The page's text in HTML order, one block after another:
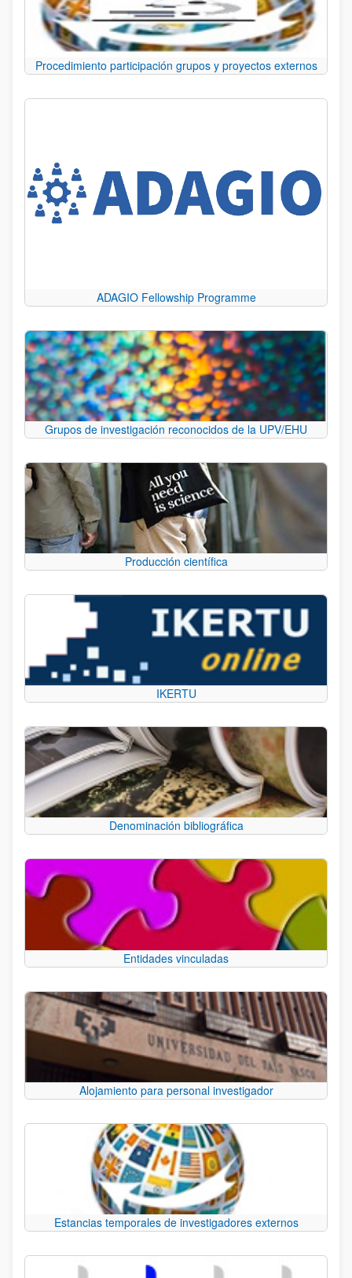
Procedimiento participación grupos y proyectos externos
ADAGIO Fellowship Programme
Grupos de investigación reconocidos de la UPV/EHU
Producción científica
IKERTU
Denominación bibliográfica
Entidades vinculadas
Alojamiento para personal investigador
Estancias temporales de investigadores externos